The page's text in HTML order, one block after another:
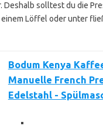
Deshalb solltest du die
Löffel oder unter
Bodum Kenya
Manuelle French
Edelstahl -